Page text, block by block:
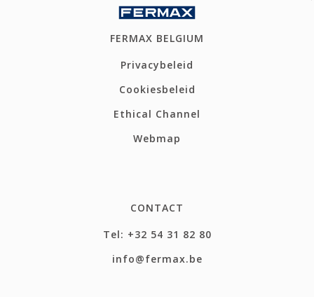
FERMAX BELGIUM
Privacybeleid
Cookiesbeleid
Ethical Channel
Webmap
CONTACT
Tel: +32 54 31 82 80
info@fermax.be